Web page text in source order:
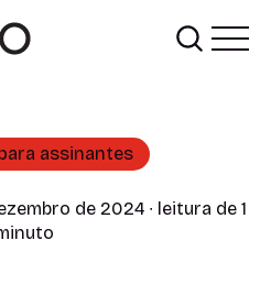
assinantes
de 2024 ∙ leitura de 1